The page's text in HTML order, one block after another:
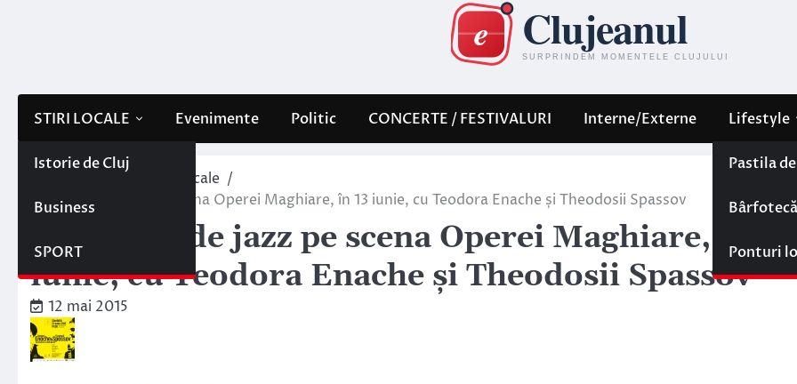
STIRI LOCALE
Istorie de Cluj
Business
SPORT
Evenimente Politic CONCERTE / FESTIVALURI Interne/Externe Lifestyle
Pastila
Bârfotecă
Ponturi
Evenimente locale
Spectacol de jazz pe scena Operei Maghiare, în 13 iunie, cu Teodora Enache și Theodosii Spassov
Spectacol de jazz pe scena Operei Maghiare, în 13
iunie, cu Teodora Enache și Theodosii Spassov
12 mai 2015